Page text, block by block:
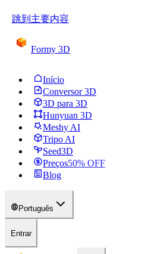
跳到主要内容
Formy 3D
Início
Conversor 3D
3D para 3D
Hunyuan 3D
Meshy AI
Tripo AI
Seed3D
Preços50% OFF
Blog
Português
Entrar